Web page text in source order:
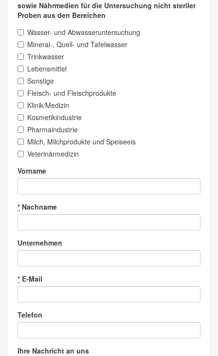
sowie Nährmedien für die Untersuchung nicht steriler
Proben aus den Bereichen
Wasser- und Abwasseruntersuchung
Mineral-, Quell- und Tafelwasser
Trinkwasser
Lebensmittel
Sonstige
Fleisch- und Fleischprodukte
Klinik/Medizin
Kosmetikindustrie
Pharmaindustrie
Milch, Milchprodukte und Speiseeis
Veterinärmedizin
Vorname
* Nachname
Unternehmen
* E-Mail
Telefon
Ihre Nachricht an uns